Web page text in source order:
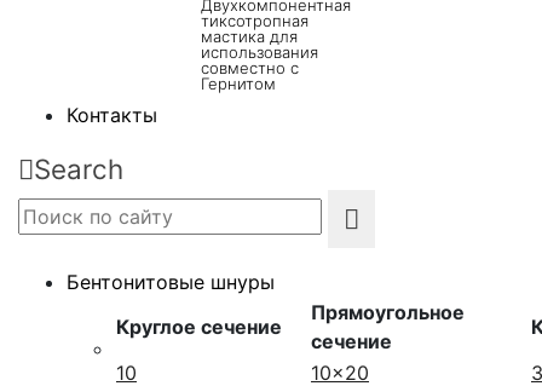
Двухкомпонентная
тиксотропная
мастика для
использования
совместно с
Гернитом
Контакты
Search
Бентонитовые шнуры
Круглое сечение
Прямоугольное
сечение
10
10x20